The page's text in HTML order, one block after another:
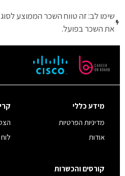
שימו לב: זה טווח השכר הממוצע
את השכר בפועל.
מידע כללי
מדיניות הפרטיות
אודות
קורסים והכשרות